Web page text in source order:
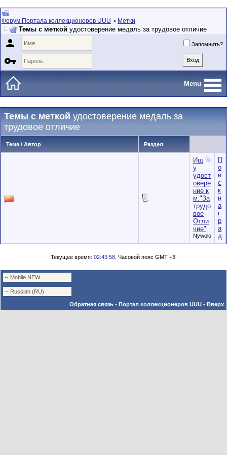
Форум Портала коллекционеров UUU > Метки
Темы с меткой удостоверение медаль за трудовое отличие
 Запомнить?

Menu
Темы с меткойудостоверение медаль за
трудовое отличие
Тема / Автор Раздел
Ищ
у
удост
овере
ние к
м."За
трудо
вое
Отли
чие"
Nywolo
П
о
и
с
к
н
а
г
р
а
д
Текущее время: 02:43:58. Часовой пояс GMT +3.
Обратная связь - Портал коллекционеров UUU - Вверх